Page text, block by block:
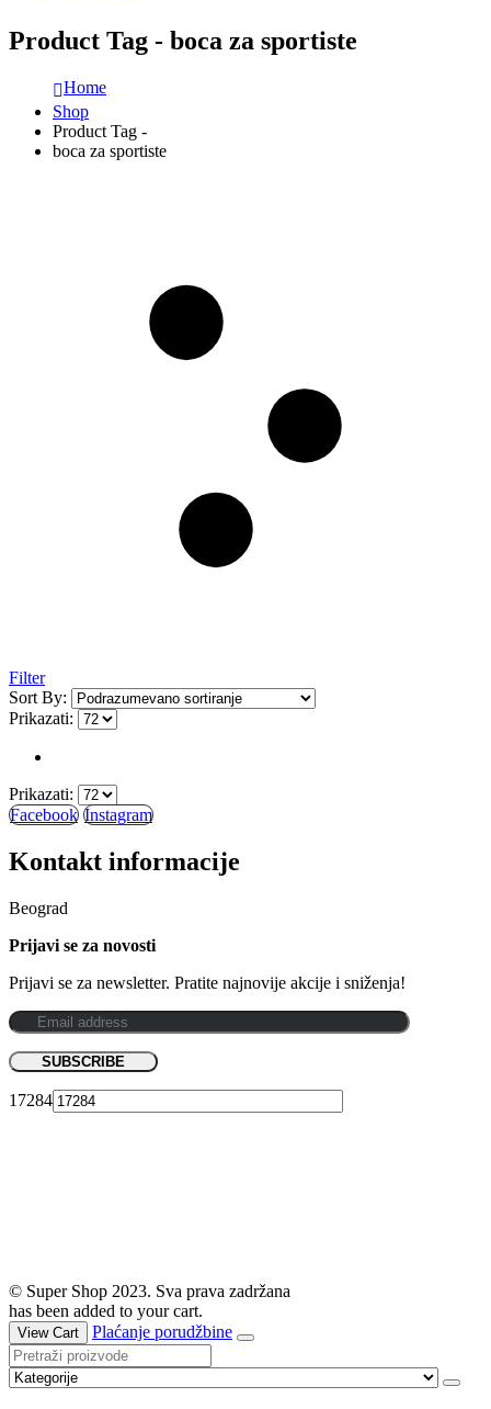
Product Tag - boca za sportiste
Home
Shop
Product Tag -
boca za sportiste
Filter
Sort By:
Prikazati:
Prikazati:
Facebook Instagram
Kontakt informacije
Beograd
Prijavi se za novosti
Prijavi se za newsletter. Pratite najnovije akcije i sniženja!
17284
© Super Shop 2023. Sva prava zadržana
has been added to your cart.
View Cart Plaćanje porudžbine